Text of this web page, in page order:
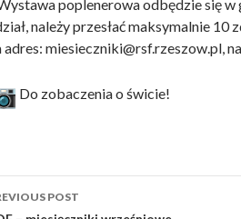
poplenerowa odbędzie się
należy przesłać maksymalnie
adres: miesieczniki@rsf.rzeszow.pl,
Do zobaczenia o świcie!
POST